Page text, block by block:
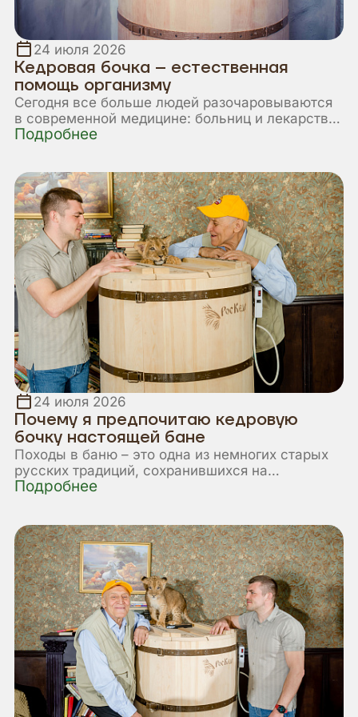
24 июля 2026
Кедровая бочка – естественная
помощь организму
Сегодня все больше людей разочаровываются
в современной медицине: больниц и лекарств
становится все больше, а количество здоровых
лекарств здоровья у меня не прибавляется...
Подробнее
24 июля 2026
Почему я предпочитаю кедровую
бочку настоящей бане
Походы в баню – это одна из немногих старых
русских традиций, сохранившихся на
сегодняшний день. При этом, если подумать, то
для того, чтобы пообщаться в неформальной
обстановке.
Подробнее